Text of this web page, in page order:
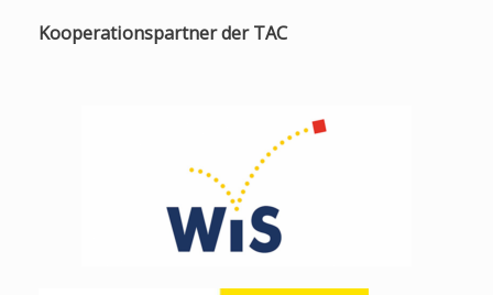
Kooperationspartner der TAC